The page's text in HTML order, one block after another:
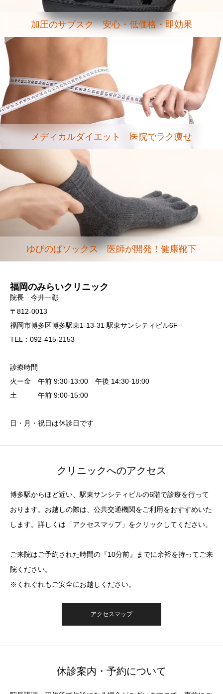
加圧のサブスク 安心・低価格・即効果
メディカルダイエット 医院でラク痩せ
ゆびのばソックス 医師が開発！健康靴下
福岡のみらいクリニック
院長 今井一彰
〒812-0013
福岡市博多区博多駅東1-13-31 駅東サンシティビル6F
TEL：092-415-2153
診療時間
火ー金 午前 9:30-13:00 午後 14:30-18:00
土 午前 9:00-15:00
日・月・祝日は休診日です
クリニックへのアクセス
博多駅からほど近い、駅東サンシティビルの6階で診療を行って
おります。お越しの際は、公共交通機関をご利用をおすすめいた
します。詳しくは「アクセスマップ」をクリックしてください。
ご来院はご予約された時間の『10分前』までに余裕を持ってご来
院ください。
※くれぐれもご安全にお越しください。
アクセスマップ
休診案内・予約について